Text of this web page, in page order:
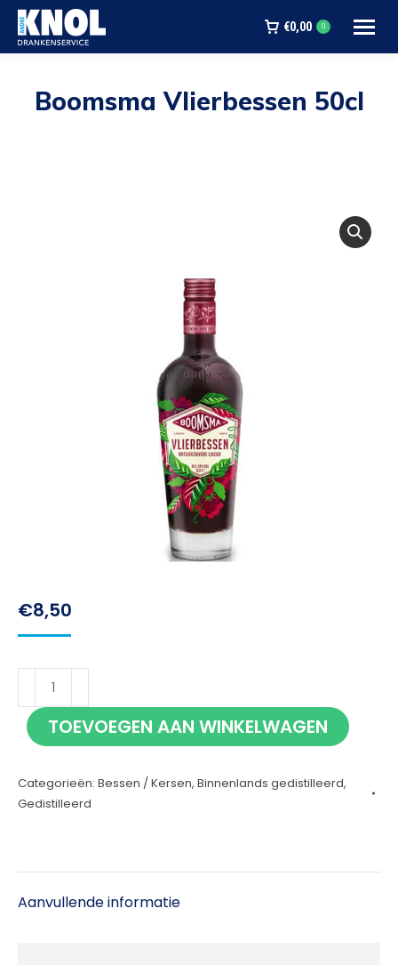
€0,00 0
Boomsma Vlierbessen 50cl
€8,50
Boomsma
Vlierbessen
50cl TOEVOEGEN AAN WINKELWAGEN
Categorieën: Bessen / Kersen, Binnenlands gedistilleerd,
Gedistilleerd
Aanvullende informatie